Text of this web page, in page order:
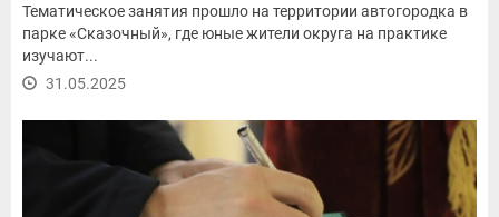
Тематическое занятия прошло на территории автогородка в
парке «Сказочный», где юные жители округа на практике
изучают...
31.05.2025